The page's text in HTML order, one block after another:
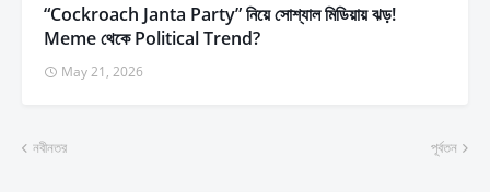
“Cockroach Janta Party” নিয়ে সোশ্যাল মিডিয়ায় ঝড়!
Meme থেকে Political Trend?
May 21, 2026
নবীনতর পূর্বতন